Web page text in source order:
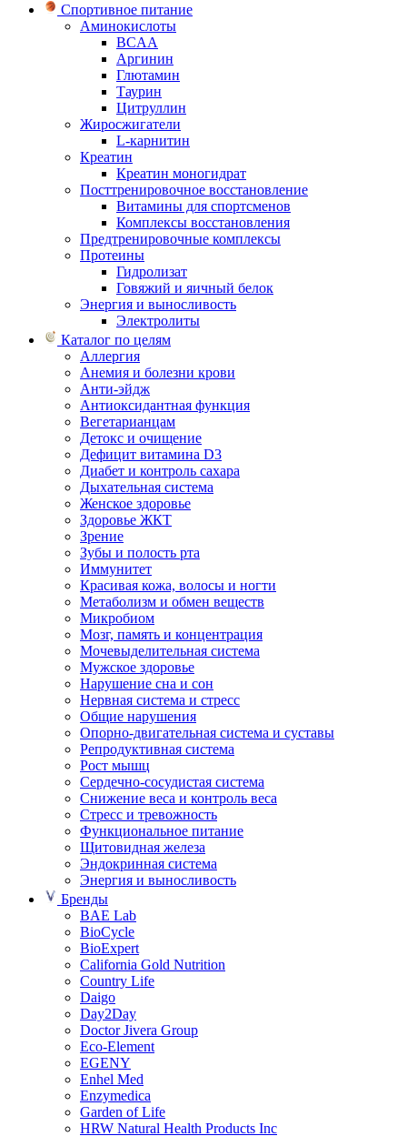
Спортивное питание
Аминокислоты
BCAA
Аргинин
Глютамин
Таурин
Цитруллин
Жиросжигатели
L-карнитин
Креатин
Креатин моногидрат
Посттренировочное восстановление
Витамины для спортсменов
Комплексы восстановления
Предтренировочные комплексы
Протеины
Гидролизат
Говяжий и яичный белок
Энергия и выносливость
Электролиты
Каталог по целям
Аллергия
Анемия и болезни крови
Анти-эйдж
Антиоксидантная функция
Вегетарианцам
Детокс и очищение
Дефицит витамина D3
Диабет и контроль сахара
Дыхательная система
Женское здоровье
Здоровье ЖКТ
Зрение
Зубы и полость рта
Иммунитет
Красивая кожа, волосы и ногти
Метаболизм и обмен веществ
Микробиом
Мозг, память и концентрация
Мочевыделительная система
Мужское здоровье
Нарушение сна и сон
Нервная система и стресс
Общие нарушения
Опорно-двигательная система и суставы
Репродуктивная система
Рост мышц
Сердечно-сосудистая система
Снижение веса и контроль веса
Стресс и тревожность
Функциональное питание
Щитовидная железа
Эндокринная система
Энергия и выносливость
Бренды
BAE Lab
BioCycle
BioExpert
California Gold Nutrition
Country Life
Daigo
Day2Day
Doctor Jivera Group
Eco-Element
EGENY
Enhel Med
Enzymedica
Garden of Life
HRW Natural Health Products Inc